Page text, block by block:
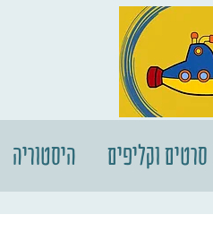
היסטוריה סרטים וקליפים